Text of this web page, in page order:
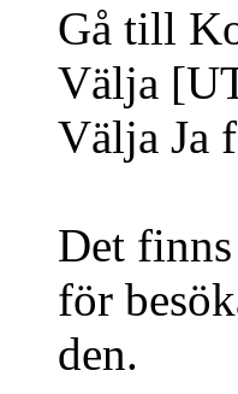
Gå till
Välja
Välja Ja
Det
för
den.